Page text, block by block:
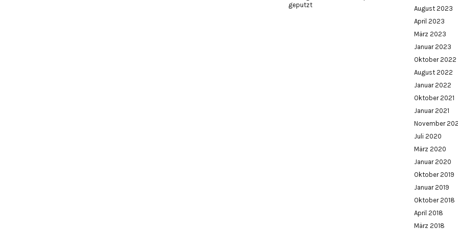
geputzt
August 2023
April 2023
März 2023
Januar 2023
Oktober 2022
August 2022
Januar 2022
Oktober 2021
Januar 2021
November
Juli 2020
März 2020
Januar 2020
Oktober 2019
Januar 2019
Oktober 2018
April 2018
März 2018